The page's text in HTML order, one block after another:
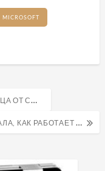
MICROSOFT
СЛЕЖКИ
КОМПАНИЯ FORD ПОКАЗАЛА, КАК РАБОТАЕТ ЦЕНТР СИМУЛЯЦИИ ПОГОДЫ